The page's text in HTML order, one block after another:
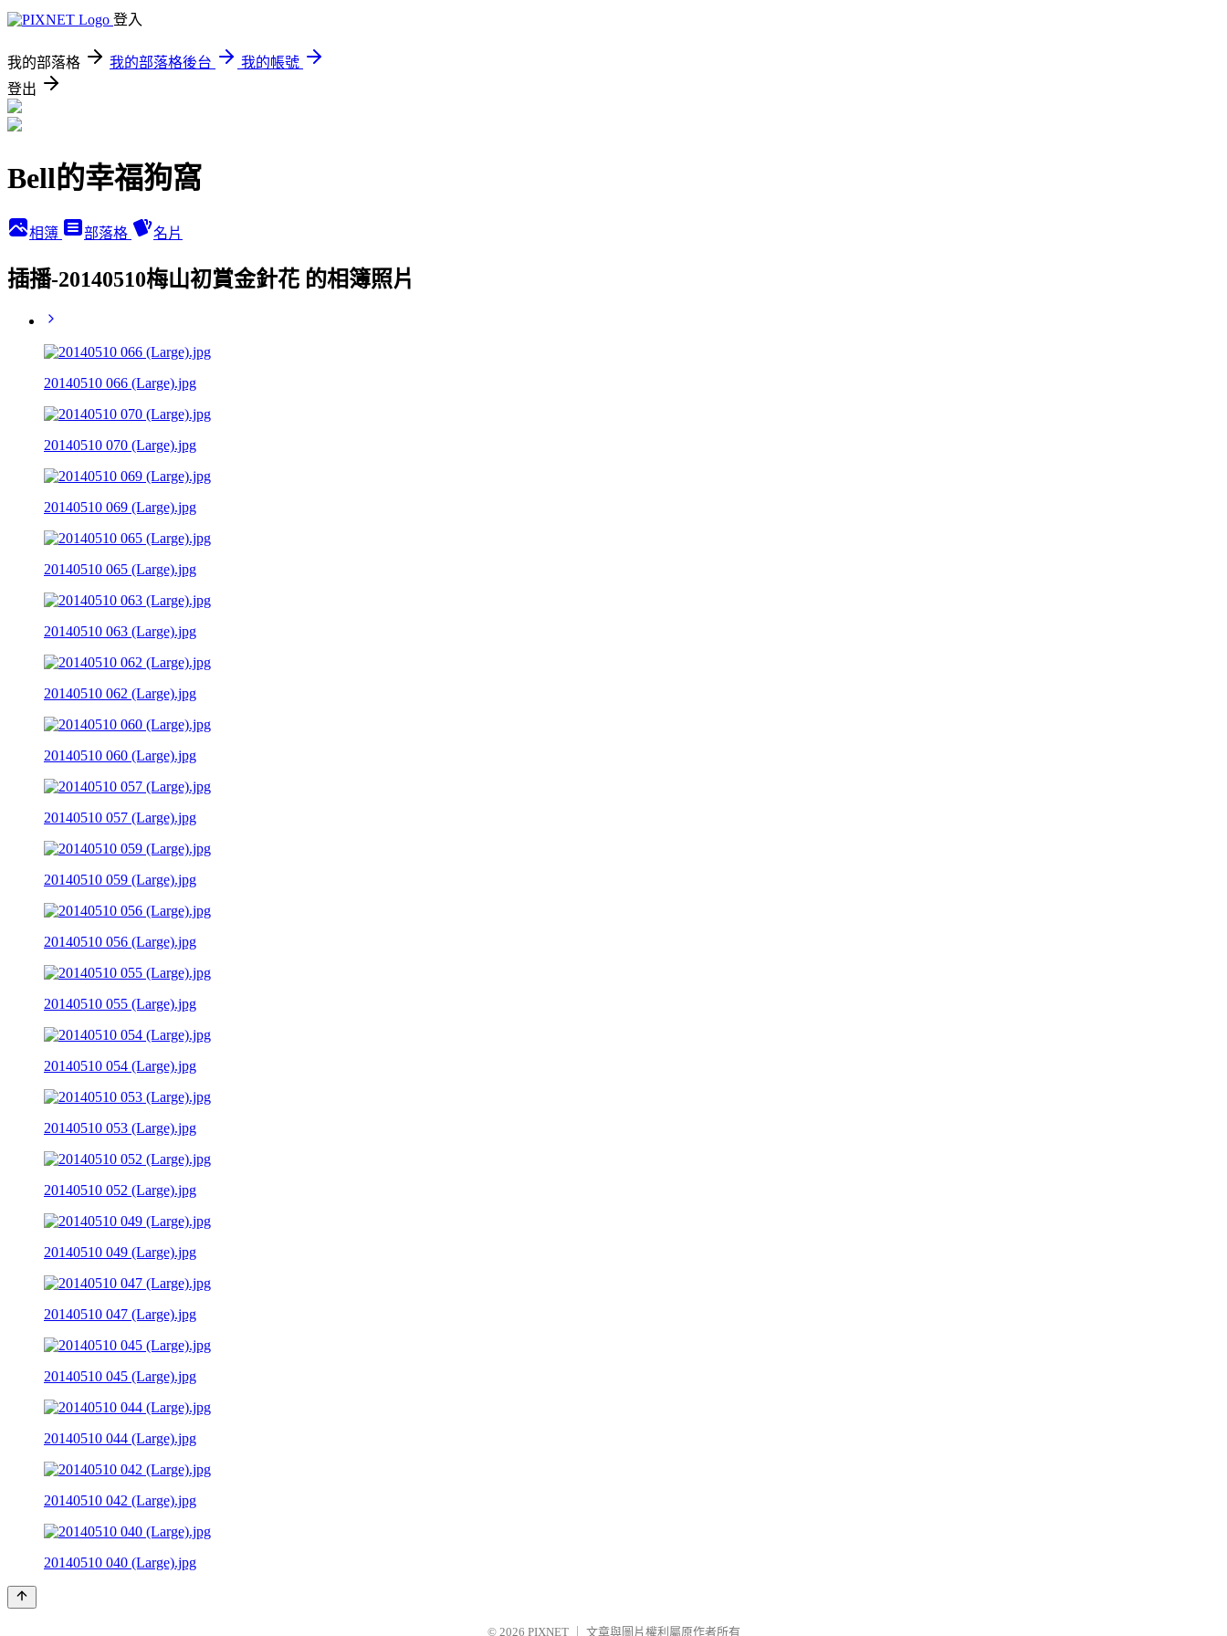
登入
我的部落格 我的部落格後台
我的帳號
登出
Bell的幸福狗窩
相簿 部落格 名片
插播-20140510梅山初賞金針花 的相簿照片
20140510 066 (Large).jpg
20140510 070 (Large).jpg
20140510 069 (Large).jpg
20140510 065 (Large).jpg
20140510 063 (Large).jpg
20140510 062 (Large).jpg
20140510 060 (Large).jpg
20140510 057 (Large).jpg
20140510 059 (Large).jpg
20140510 056 (Large).jpg
20140510 055 (Large).jpg
20140510 054 (Large).jpg
20140510 053 (Large).jpg
20140510 052 (Large).jpg
20140510 049 (Large).jpg
20140510 047 (Large).jpg
20140510 045 (Large).jpg
20140510 044 (Large).jpg
20140510 042 (Large).jpg
20140510 040 (Large).jpg
© 2026 PIXNET 文章與圖片權利屬原作者所有